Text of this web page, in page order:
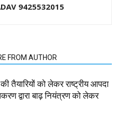
9425532015
FROM AUTHOR
तैयारियों को लेकर राष्ट्रीय आपदा
द्वारा बाढ़ नियंत्रण को लेकर